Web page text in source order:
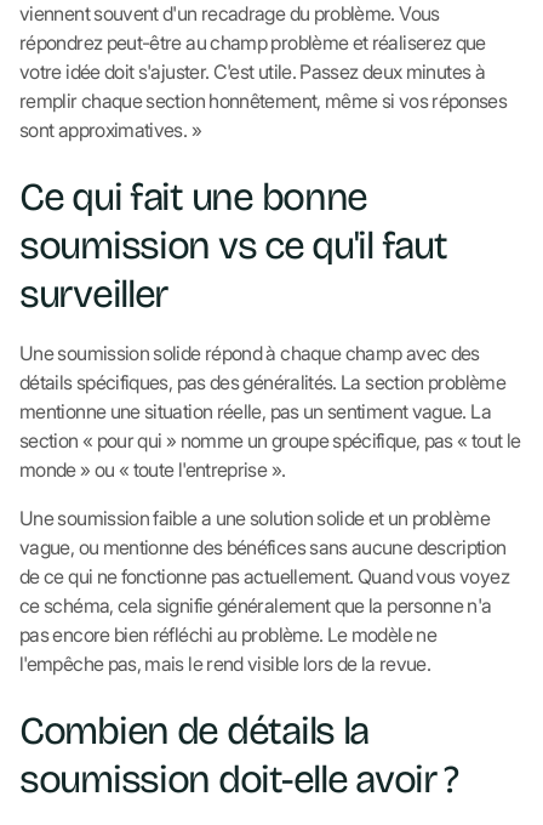
viennent souvent d'un recadrage du problème. Vous
répondrez peut-être au champ problème et réaliserez que
votre idée doit s'ajuster. C'est utile. Passez deux minutes à
remplir chaque section honnêtement, même si vos réponses
sont approximatives. »
Ce qui fait une bonne
soumission vs ce qu'il faut
surveiller
Une soumission solide répond à chaque champ avec des
détails spécifiques, pas des généralités. La section problème
mentionne une situation réelle, pas un sentiment vague. La
section « pour qui » nomme un groupe spécifique, pas « tout le
monde » ou « toute l'entreprise ».
Une soumission faible a une solution solide et un problème
vague, ou mentionne des bénéfices sans aucune description
de ce qui ne fonctionne pas actuellement. Quand vous voyez
ce schéma, cela signifie généralement que la personne n'a
pas encore bien réfléchi au problème. Le modèle ne
l'empêche pas, mais le rend visible lors de la revue.
Combien de détails la
soumission doit-elle avoir ?